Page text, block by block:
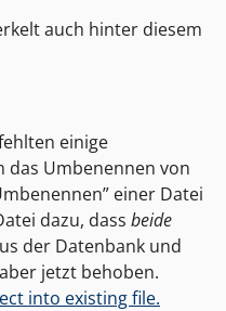
auch hinter diesem
einige
das Umbenennen von
einer Datei
dazu, dass beide
der Datenbank und
jetzt behoben.
into existing file.